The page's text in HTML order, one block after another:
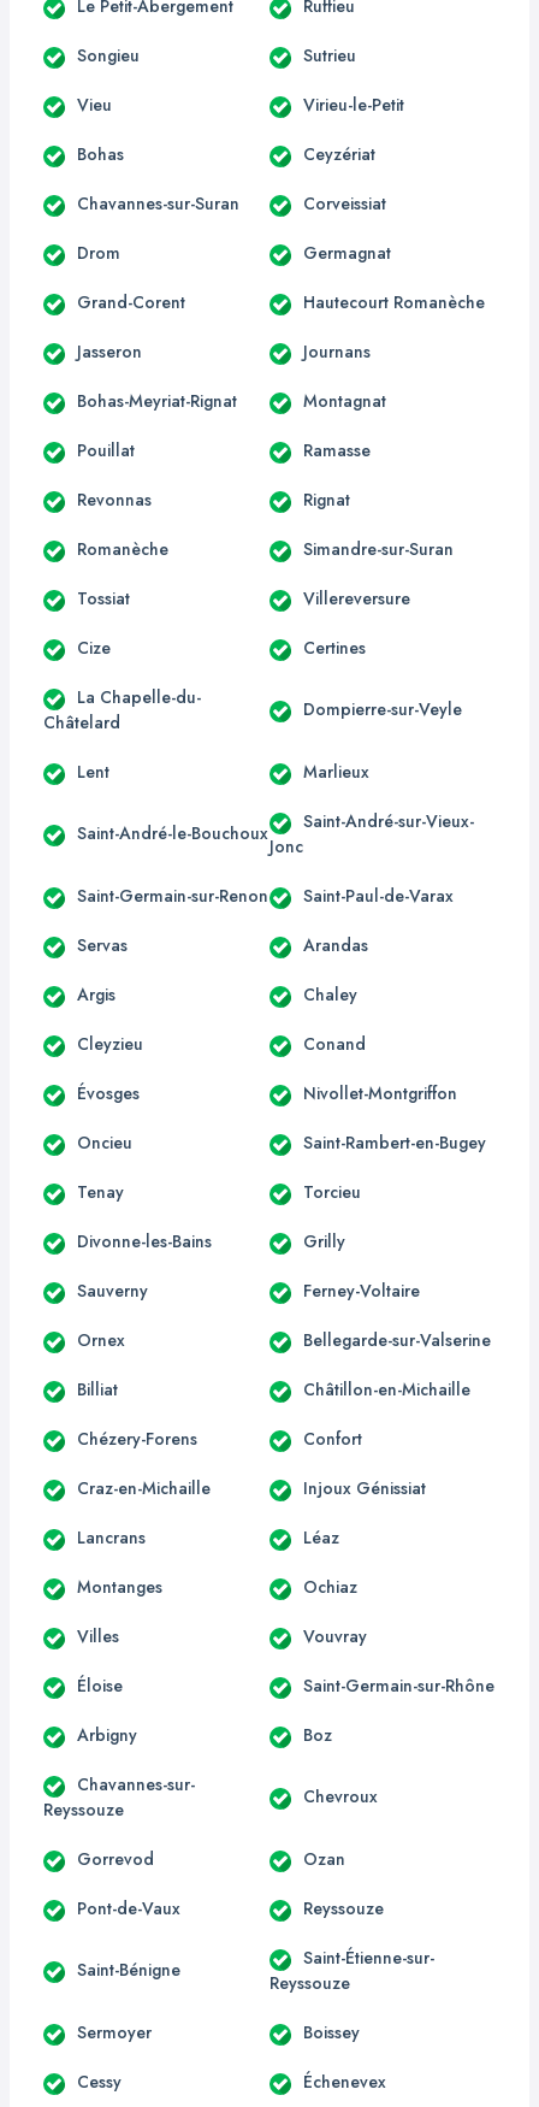
Le Petit-Abergement Ruffieu
Songieu Sutrieu
Vieu Virieu-le-Petit
Bohas Ceyzériat
Chavannes-sur-Suran Corveissiat
Drom Germagnat
Grand-Corent Hautecourt Romanèche
Jasseron Journans
Bohas-Meyriat-Rignat Montagnat
Pouillat Ramasse
Revonnas Rignat
Romanèche Simandre-sur-Suran
Tossiat Villereversure
Cize Certines
La Chapelle-du-
Châtelard
Dompierre-sur-Veyle
Lent Marlieux
Saint-André-le-Bouchoux
Saint-André-sur-Vieux-
Jonc
Saint-Germain-sur-Renon Saint-Paul-de-Varax
Servas Arandas
Argis Chaley
Cleyzieu Conand
Évosges Nivollet-Montgriffon
Oncieu Saint-Rambert-en-Bugey
Tenay Torcieu
Divonne-les-Bains Grilly
Sauverny Ferney-Voltaire
Ornex Bellegarde-sur-Valserine
Billiat Châtillon-en-Michaille
Chézery-Forens Confort
Craz-en-Michaille Injoux Génissiat
Lancrans Léaz
Montanges Ochiaz
Villes Vouvray
Éloise Saint-Germain-sur-Rhône
Arbigny Boz
Chavannes-sur-
Reyssouze
Chevroux
Gorrevod Ozan
Pont-de-Vaux Reyssouze
Saint-Bénigne
Saint-Étienne-sur-
Reyssouze
Sermoyer Boissey
Cessy Échenevex